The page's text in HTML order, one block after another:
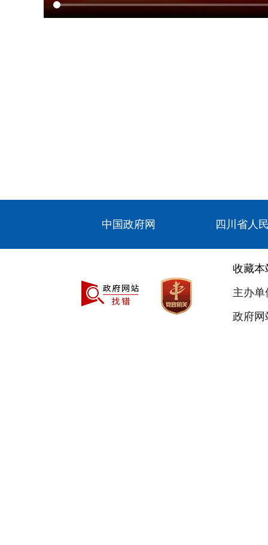
中国政府网 四川省人
收藏本
主办
政府网